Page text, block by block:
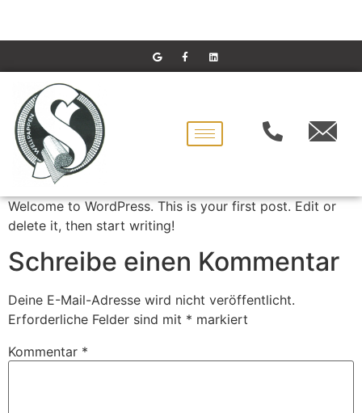
Welcome to WordPress. This is your first post. Edit or
delete it, then start writing!
Schreibe einen Kommentar
Deine E-Mail-Adresse wird nicht veröffentlicht.
Erforderliche Felder sind mit * markiert
Kommentar *